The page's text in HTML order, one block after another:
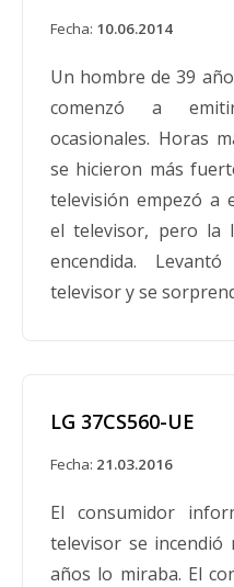
Fecha: 10.06.2014
Un hombre de 39
comenzó a
ocasionales. Horas
se hicieron más
televisión empezó a
el televisor, pero la
encendida.
televisor y se
LG 37CS560-UE
Fecha: 21.03.2016
El consumidor
televisor se incendió
años lo miraba. El